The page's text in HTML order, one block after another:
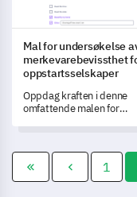
Mal for undersøkelse
merkevarebevissthet
oppstartsselskaper
Oppdag kraften i denne
omfattende malen for
driver
og avdekker verdifulle
innsikter om
1